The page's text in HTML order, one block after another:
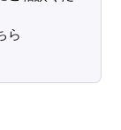
ら